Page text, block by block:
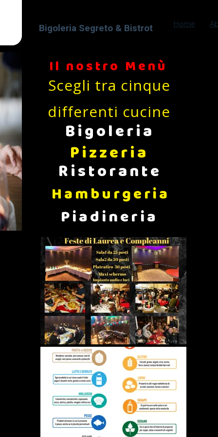
Bigoleria Segreto & Bistrot Home
Il nostro Menù
Scegli tra cinque
differenti cucine
Hamburgeria
Pizzeria
Ristorante
Bigoleria
Piadineria